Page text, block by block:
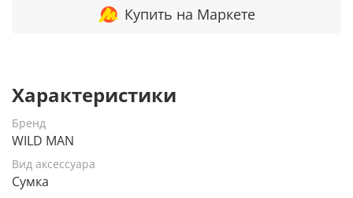
Купить на Маркете
Характеристики
Бренд
WILD MAN
Вид аксессуара
Сумка